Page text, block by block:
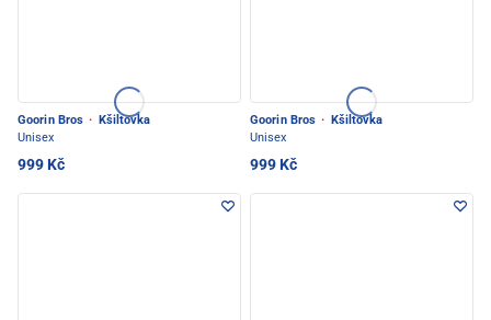
Goorin Bros ·
Kšiltovka
Unisex
999 Kč
Goorin Bros ·
Kšiltovka
Unisex
999 Kč